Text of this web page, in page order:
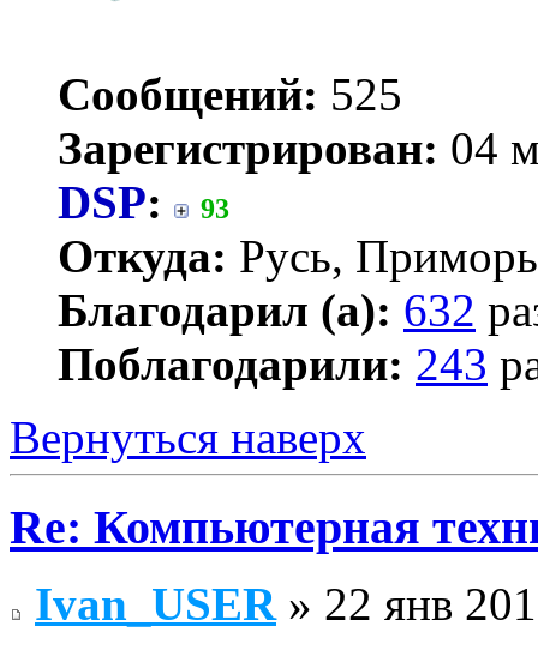
Сообщений: 525
Зарегистрирован: 04
DSP: 93
Откуда: Русь,
Благодарил (а): 632
Поблагодарили: 243
Вернуться наверх
Re: Компьютерная
Ivan_USER» 22 янв